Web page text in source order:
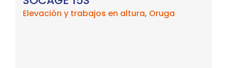
Elevación y trabajos en altura, Oruga